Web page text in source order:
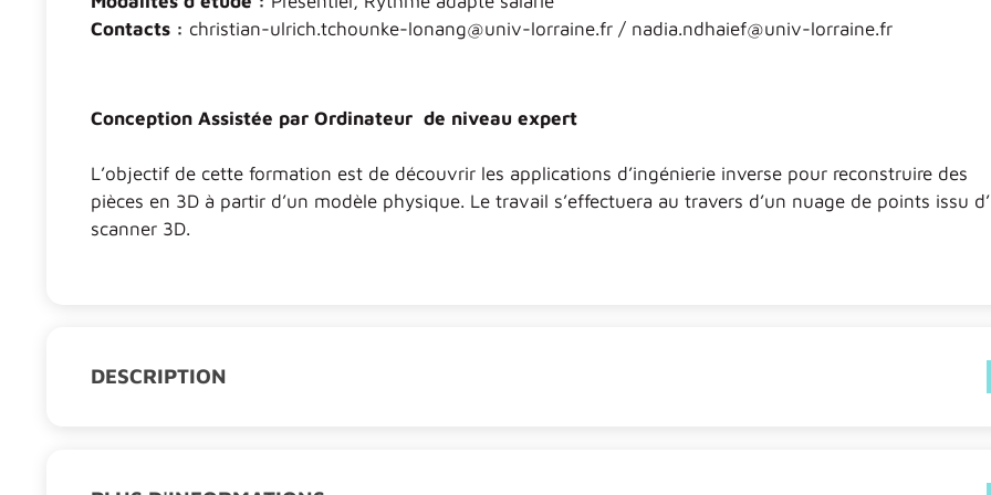
Contacts : christian-ulrich.tchounke-lonang@univ-lorraine.fr / nadia.ndhaief@univ-lorraine.fr
Conception Assistée par Ordinateur de niveau expert
L’objectif de cette formation est de découvrir les applications d’ingénierie inverse pour reconstruire des
pièces en 3D à partir d’un modèle physique. Le travail s’effectuera au travers d’un nuage de points issu
scanner 3D.
DESCRIPTION
Être capable de paramétrer les pièces et les optimiser suivant des critères